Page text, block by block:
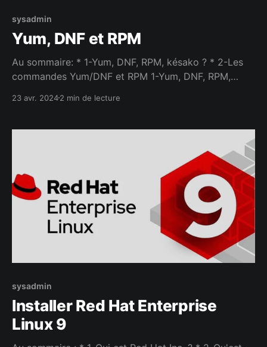
sysadmin
Yum, DNF et RPM
Au sommaire: * 1-Yum, DNF, RPM, késako ? * 2-Les
commandes Yum/DNF et RPM 1-Yum, DNF, RPM,
: * YUM, * DNF, * RPM, YUM (Yellowdog Updater
Fedora, CentOS et RHEL. Il gère la résolution des
23 avr. 20242 min de lecture
sysadmin
Installer Red Hat Enterprise
Linux 9